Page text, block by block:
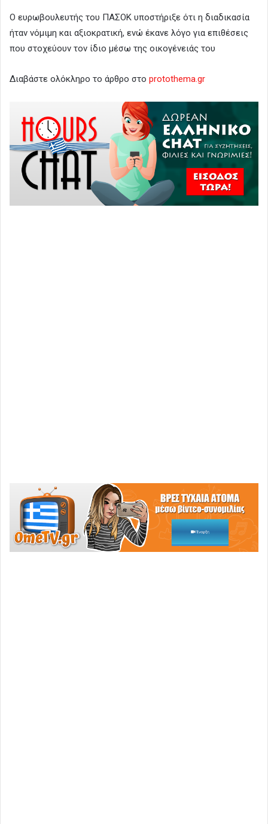
Ο ευρωβουλευτής του ΠΑΣΟΚ υποστήριξε ότι η διαδικασία
ήταν νόμιμη και αξιοκρατική, ενώ έκανε λόγο για επιθέσεις
που στοχεύουν τον ίδιο μέσω της οικογένειάς του
Διαβάστε ολόκληρο το άρθρο στο protothema.gr